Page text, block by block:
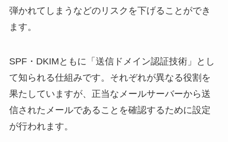
弾かれてしまうなどのリスクを下げることができ
ます。
SPF・DKIMともに「送信ドメイン認証技術」とし
て知られる仕組みです。それぞれが異なる役割を
果たしていますが、正当なメールサーバーから送
信されたメールであることを確認するために設定
が行われます。